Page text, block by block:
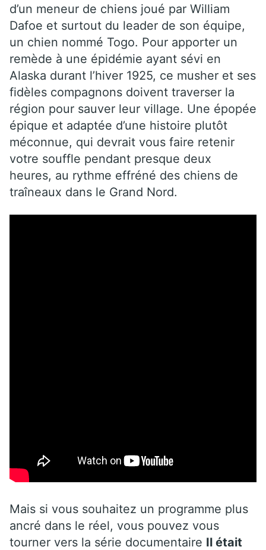
d’un meneur de chiens joué par William
Dafoe et surtout du leader de son équipe,
un chien nommé Togo. Pour apporter un
remède à une épidémie ayant sévi en
Alaska durant l’hiver 1925, ce musher et ses
fidèles compagnons doivent traverser la
région pour sauver leur village. Une épopée
épique et adaptée d’une histoire plutôt
méconnue, qui devrait vous faire retenir
votre souffle pendant presque deux
heures, au rythme effréné des chiens de
traîneaux dans le Grand Nord.
Mais si vous souhaitez un programme plus
ancré dans le réel, vous pouvez vous
tourner vers la série documentaire Il était